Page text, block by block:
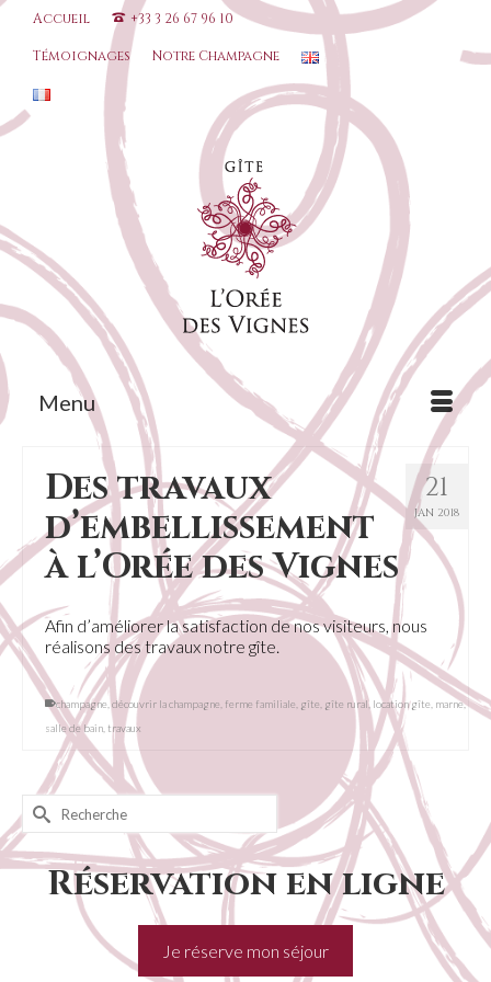
Accueil +33 3 26 67 96 10
Témoignages Notre Champagne
Menu
21
JAN 2018
Des travaux
d’embellissement
à l’Orée des Vignes
Afin d’améliorer la satisfaction de nos visiteurs, nous
réalisons des travaux notre gîte.
champagne découvrir la champagne ferme familiale gîte gîte rural location gîte marne,
salle de bain travaux
Rechercher :
Réservation en ligne
Je réserve mon séjour